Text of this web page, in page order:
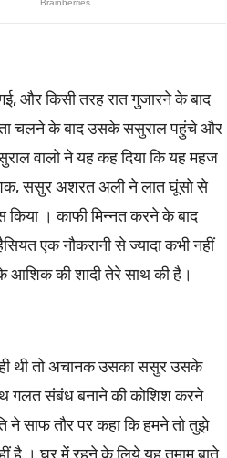
और किसी तरह रात गुजारने के बाद
पता चलने के बाद उसके ससुराल पहुंचे और
वालो ने यह कह दिया कि यह महज
ससुर अशरत अली ने लात घूंसो से
। काफी मिन्नत करने के बाद
एक नौकरानी से ज्यादा कभी नहीं
की शादी तेरे साथ की है।
थी तो अचानक उसका ससुर उसके
संबंध बनाने की कोशिश करने
ने साफ तौर पर कहा कि हमने तो तुझे